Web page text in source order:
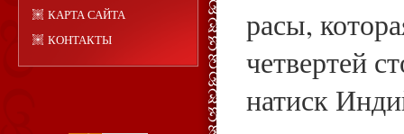
КАРТА САЙТА
КОНТАКТЫ
расы,
четвертей
натиск